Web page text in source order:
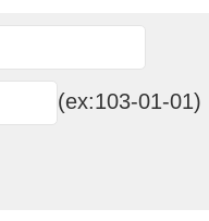
(ex:103-01-01)